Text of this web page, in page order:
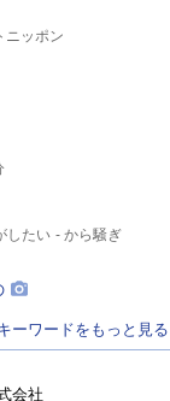
ニッポン
したい
から騒ぎ
ーワードをもっと見る
会社